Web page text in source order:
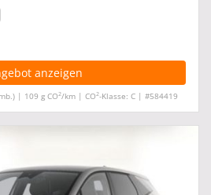
anzeigen
| 109 g CO2/km | CO2-Klasse: C | #584419